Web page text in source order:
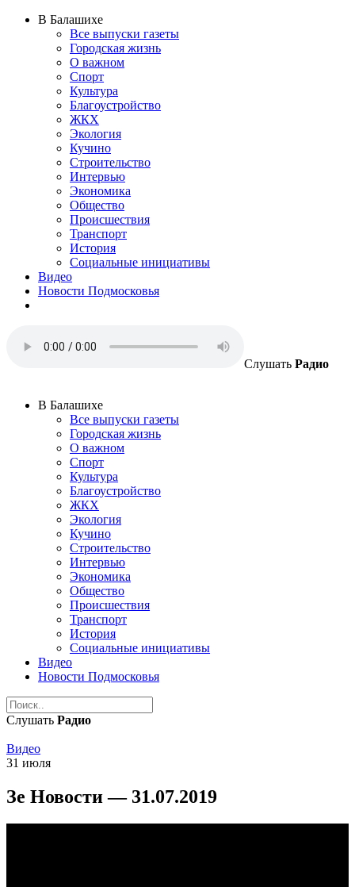
В Балашихе
Все выпуски газеты
Городская жизнь
О важном
Спорт
Культура
Благоустройство
ЖКХ
Экология
Кучино
Строительство
Интервью
Экономика
Общество
Происшествия
Транспорт
История
Социальные инициативы
Видео
Новости Подмосковья
Слушать Радио
В Балашихе
Все выпуски газеты
Городская жизнь
О важном
Спорт
Культура
Благоустройство
ЖКХ
Экология
Кучино
Строительство
Интервью
Экономика
Общество
Происшествия
Транспорт
История
Социальные инициативы
Видео
Новости Подмосковья
Слушать Радио
Видео
31 июля
Зе Новости — 31.07.2019